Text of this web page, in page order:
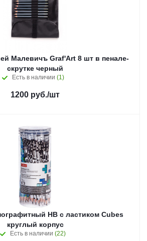
Малевичъ Graf'Art 8 шт в пенале-
скрутке черный
Есть в наличии (1)
1200 руб./шт
HB с ластиком Cubes
круглый корпус
Есть в наличии (22)